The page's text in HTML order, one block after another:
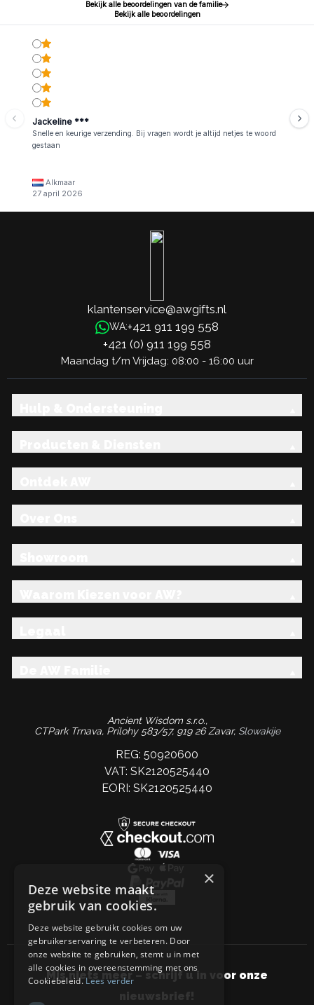
Bekijk alle beoordelingen van de familie
Bekijk alle beoordelingen
Jackeline ***
Snelle en keurige verzending. Bij vragen wordt je altijd netjes te woord
gestaan
Alkmaar
27 april 2026
klantenservice@awgifts.nl
WA:+421 911 199 558
+421 (0) 911 199 558
Maandag t/m Vrijdag: 08:00 - 16:00 uur
Ancient Wisdom s.r.o.,
CTPark Trnava, Prílohy 583/57, 919 26 Zavar, Slowakije
REG: 50920600
VAT: SK2120525440
EORI: SK2120525440
Mis niets meer – schrijf u in voor onze
nieuwsbrief!
×
Deze website maakt
gebruik van cookies.
Deze website gebruikt cookies om uw
gebruikerservaring te verbeteren. Door
onze website te gebruiken, stemt u in met
alle cookies in overeenstemming met ons
Cookiebeleid.Lees verder